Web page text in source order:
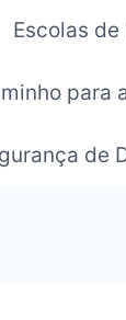
Escolas de
para
de